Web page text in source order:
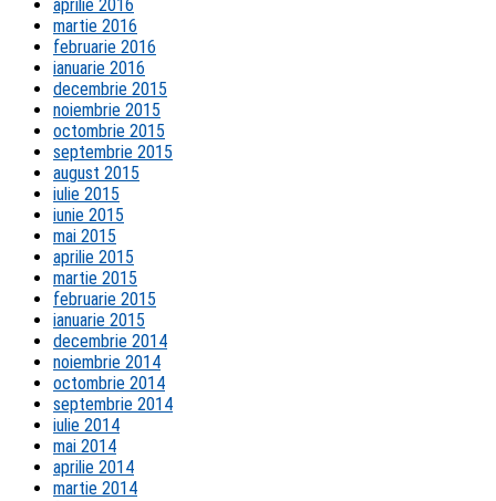
aprilie 2016
martie 2016
februarie 2016
ianuarie 2016
decembrie 2015
noiembrie 2015
octombrie 2015
septembrie 2015
august 2015
iulie 2015
iunie 2015
mai 2015
aprilie 2015
martie 2015
februarie 2015
ianuarie 2015
decembrie 2014
noiembrie 2014
octombrie 2014
septembrie 2014
iulie 2014
mai 2014
aprilie 2014
martie 2014